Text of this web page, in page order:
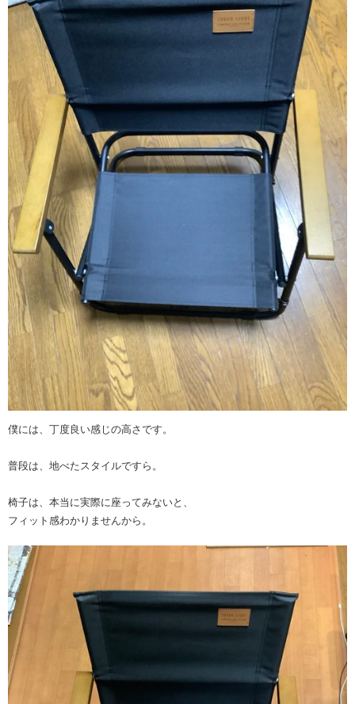
僕には、丁度良い感じの高さです。
普段は、地べたスタイルですら。
椅子は、本当に実際に座ってみないと、
フィット感わかりませんから。